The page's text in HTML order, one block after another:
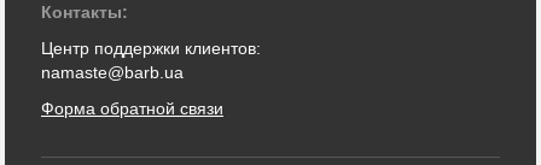
Контакты:
Центр поддержки клиентов:
namaste@barb.ua
Форма обратной связи